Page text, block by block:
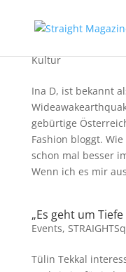
Kultur
Ina D, ist bekannt
gebürtige
Fashion bloggt.
schon mal besser
Wenn ich es mir
„Es geht um
Events,
Tülin Tekkal